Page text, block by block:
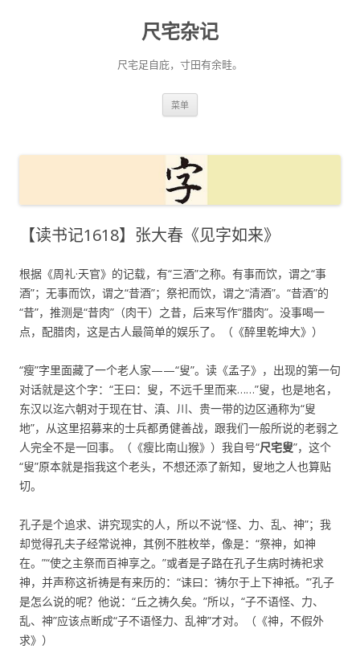
尺宅杂记
尺宅足自庇，寸田有余畦。
菜单
【读书记1618】张大春《见字如来》
根据《周礼·天官》的记载，有“三酒”之称。有事而饮，谓之“事
酒”；无事而饮，谓之“昔酒”；祭祀而饮，谓之“清酒”。“昔酒”的
“昔”，推测是“昔肉”（肉干）之昔，后来写作“腊肉”。没事喝一
点，配腊肉，这是古人最简单的娱乐了。（《醉里乾坤大》）
“瘦”字里面藏了一个老人家——“叟”。读《孟子》，出现的第一句
对话就是这个字：“王曰：叟，不远千里而来……”叟，也是地名，
东汉以迄六朝对于现在甘、滇、川、贵一带的边区通称为“叟
地”，从这里招募来的士兵都勇健善战，跟我们一般所说的老弱之
人完全不是一回事。（《瘦比南山猴》）我自号“尺宅叟”，这个
“叟”原本就是指我这个老头，不想还添了新知，叟地之人也算贴
切。
孔子是个追求、讲究现实的人，所以不说“怪、力、乱、神”；我
却觉得孔夫子经常说神，其例不胜枚举，像是：“祭神，如神
在。”“使之主祭而百神享之。”或者是子路在孔子生病时祷祀求
神，并声称这祈祷是有来历的：“诔曰：‘祷尔于上下神祇。’”孔子
是怎么说的呢？他说：“丘之祷久矣。”所以，“子不语怪、力、
乱、神”应该点断成“子不语怪力、乱神”才对。（《神，不假外
求》）